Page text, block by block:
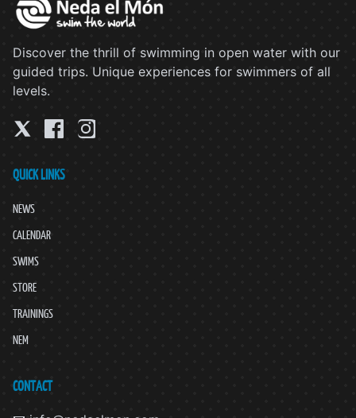
Discover the thrill of swimming in open water with our
guided trips. Unique experiences for swimmers of all
levels.
QUICK LINKS
NEWS
CALENDAR
SWIMS
STORE
TRAININGS
NEM
CONTACT